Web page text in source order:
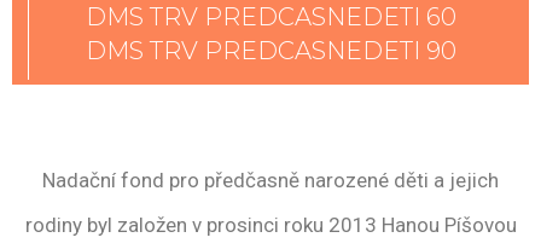
DMS TRV PREDCASNEDETI 60
DMS TRV PREDCASNEDETI 90
Nadační fond pro předčasně narozené děti a jejich
rodiny byl založen v prosinci roku 2013 Hanou Píšovou